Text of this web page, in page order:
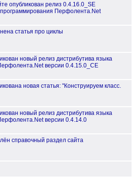
опубликован релиз 0.4.16.0_SE
программирования Перфолента.Net
статья про циклы
новый релиз дистрибутива языка
версии 0.4.15.0_CE
новая статья: "Конструируем класс.
новый релиз дистрибутива языка
версии 0.4.14.0
справочный раздел сайта